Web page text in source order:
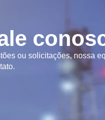
ou solicitações, nossa